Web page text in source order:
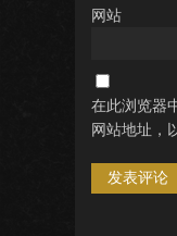
网站
在此浏览器
网站地址，